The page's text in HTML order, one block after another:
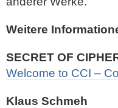
Weitere
SECRET OF
Welcome to CCI –
Klaus Schmeh